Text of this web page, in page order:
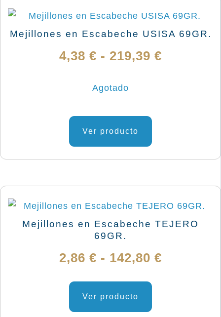
Mejillones en Escabeche USISA 69GR.
4,38 € - 219,39 €
hasta
219,39 €
Agotado
Ver producto
tiene
múltiples
Las
opciones
se
en
de
Mejillones en Escabeche TEJERO
69GR.
2,86 € - 142,80 €
Ver producto
tiene